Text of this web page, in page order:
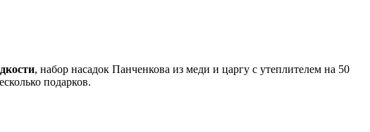
, набор насадок Панченкова из меди и царгу с утеплителем на 50
подарков.